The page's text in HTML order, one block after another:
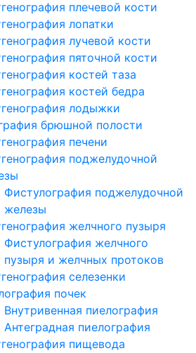
плечевой кости
лопатки
лучевой кости
пяточной кости
костей таза
костей бедра
лодыжки
брюшной полости
печени
поджелудочной
Фистулография поджелудочной
железы
желчного пузыря
Фистулография желчного
пузыря и желчных протоков
селезенки
почек
Внутривенная пиелография
Антеградная пиелография
пищевода